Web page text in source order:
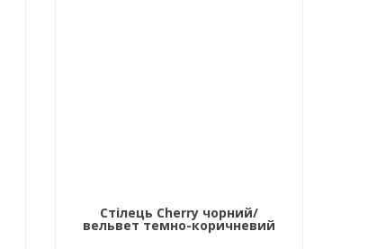
Стілець Cherry чорний/
вельвет темно-коричневий